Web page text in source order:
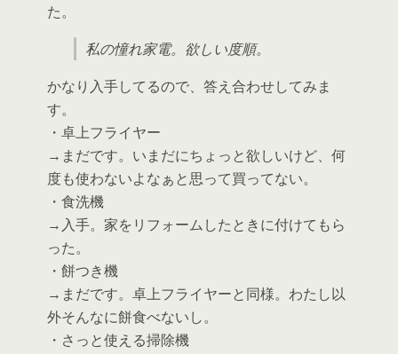
た。
私の憧れ家電。欲しい度順。
かなり入手してるので、答え合わせしてみま
す。
・卓上フライヤー
→まだです。いまだにちょっと欲しいけど、何
度も使わないよなぁと思って買ってない。
・食洗機
→入手。家をリフォームしたときに付けてもら
った。
・餅つき機
→まだです。卓上フライヤーと同様。わたし以
外そんなに餅食べないし。
・さっと使える掃除機